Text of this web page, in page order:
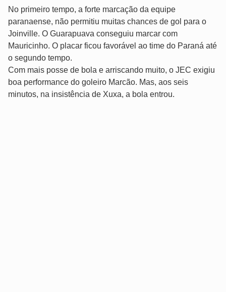
No primeiro tempo, a forte marcação da equipe
paranaense, não permitiu muitas chances de gol para o
Joinville. O Guarapuava conseguiu marcar com
Mauricinho. O placar ficou favorável ao time do Paraná até
o segundo tempo.
Com mais posse de bola e arriscando muito, o JEC exigiu
boa performance do goleiro Marcão. Mas, aos seis
minutos, na insistência de Xuxa, a bola entrou.